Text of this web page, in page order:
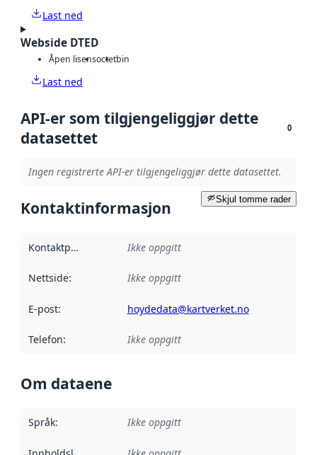
Last ned
Webside DTED
Åpen lisensoctetbin
Last ned
API-er som tilgjengeliggjør dette
datasettet
0
Ingen registrerte API-er tilgjengeliggjør dette datasettet.
Skjul tomme rader
Kontaktinformasjon
Kontaktpunkt Ikke oppgitt
Nettside: Ikke oppgitt
E-post: hoydedata@kartverket.no
Telefon: Ikke oppgitt
Om dataene
Språk: Ikke oppgitt